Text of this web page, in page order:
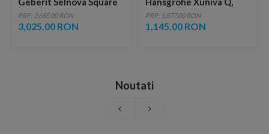
cu doua sertare,
55x48x62 cm, stejar
natural
PRP: 3,655.00 RON
3,025.00 RON
oval, 50 x 40 cm, alb
PRP: 1,877.00 RON
1,145.00 RON
Noutati